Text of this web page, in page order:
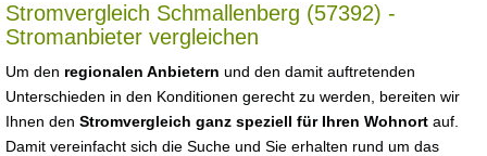
Stromvergleich Schmallenberg (57392) -
Stromanbieter vergleichen
Um den regionalen Anbietern und den damit auftretenden
Unterschieden in den Konditionen gerecht zu werden, bereiten wir
Ihnen den Stromvergleich ganz speziell für Ihren Wohnort auf.
Damit vereinfacht sich die Suche und Sie erhalten rund um das